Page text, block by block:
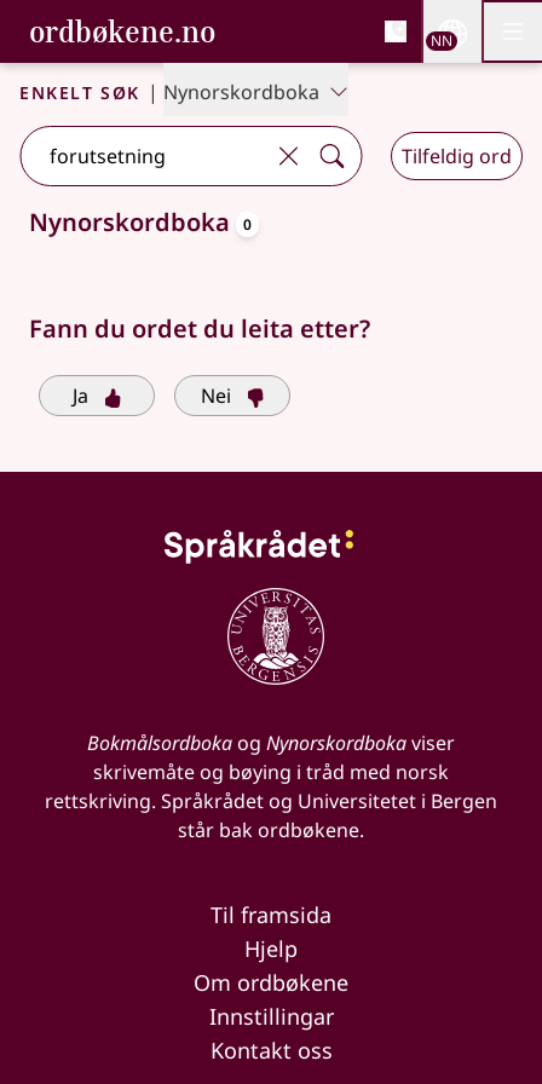
Gå til hovudinnhald
Tilgjenge
ordbøkene.no, Bokmålsordboka og
Bokmålsordboka og Nynorskordboka
NN
Enkelt søk | Nynorskordboka
Tilfeldig ord
Søkjeforslag tilgjengelege
Nynorskordboka 0
Fann du ordet du leita etter?
Ja Nei
Bokmålsordbokaog Nynorskordbokaviser
skrivemåte og bøying i tråd med norsk
rettskriving. Språkrådet og Universitetet i Bergen
står bak ordbøkene.
Til framsida
Hjelp
Om ordbøkene
Innstillingar
Kontakt oss